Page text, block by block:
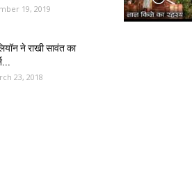
19, 2019
ने राखी सावंत का
23, 2018